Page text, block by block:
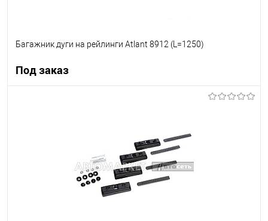
Багажник дуги на рейлинги Atlant 8912 (L=1250)
Под заказ
Недоступно